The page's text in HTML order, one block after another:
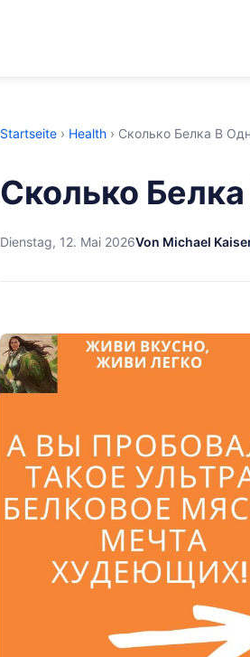
Startseite › Health › Сколько Белка В
Сколько
Dienstag, 12. Mai 2026Von Michael